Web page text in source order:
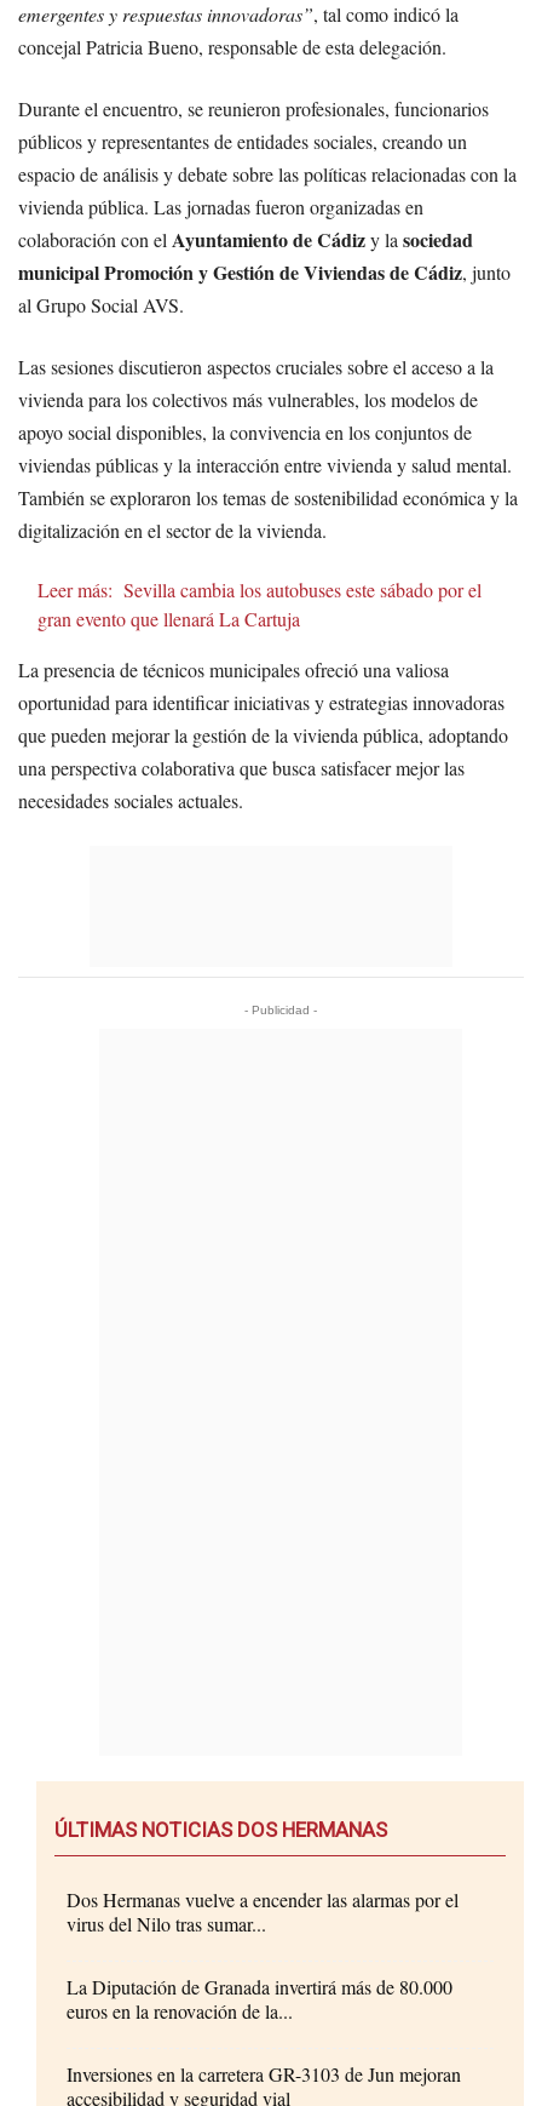
emergentes y respuestas innovadoras”, tal como indicó la
concejal Patricia Bueno, responsable de esta delegación.
Durante el encuentro, se reunieron profesionales, funcionarios
públicos y representantes de entidades sociales, creando un
espacio de análisis y debate sobre las políticas relacionadas con la
vivienda pública. Las jornadas fueron organizadas en
colaboración con el Ayuntamiento de Cádizy la sociedad
municipal Promoción y Gestión de Viviendas de Cádiz, junto
al Grupo Social AVS.
Las sesiones discutieron aspectos cruciales sobre el acceso a la
vivienda para los colectivos más vulnerables, los modelos de
apoyo social disponibles, la convivencia en los conjuntos de
viviendas públicas y la interacción entre vivienda y salud mental.
También se exploraron los temas de sostenibilidad económica y la
digitalización en el sector de la vivienda.
Leer más: Sevilla cambia los autobuses este sábado por el
gran evento que llenará La Cartuja
La presencia de técnicos municipales ofreció una valiosa
oportunidad para identificar iniciativas y estrategias innovadoras
que pueden mejorar la gestión de la vivienda pública, adoptando
una perspectiva colaborativa que busca satisfacer mejor las
necesidades sociales actuales.
- Publicidad -
ÚLTIMAS NOTICIAS DOS HERMANAS
Dos Hermanas vuelve a encender las alarmas por el
virus del Nilo tras sumar...
La Diputación de Granada invertirá más de 80.000
euros en la renovación de la...
Inversiones en la carretera GR-3103 de Jun mejoran
accesibilidad y seguridad vial